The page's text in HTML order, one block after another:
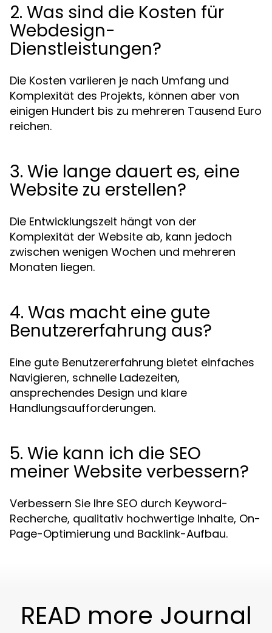
2. Was sind die Kosten für
Webdesign-
Dienstleistungen?
Die Kosten variieren je nach Umfang und
Komplexität des Projekts, können aber von
einigen Hundert bis zu mehreren Tausend Euro
reichen.
3. Wie lange dauert es, eine
Website zu erstellen?
Die Entwicklungszeit hängt von der
Komplexität der Website ab, kann jedoch
zwischen wenigen Wochen und mehreren
Monaten liegen.
4. Was macht eine gute
Benutzererfahrung aus?
Eine gute Benutzererfahrung bietet einfaches
Navigieren, schnelle Ladezeiten,
ansprechendes Design und klare
Handlungsaufforderungen.
5. Wie kann ich die SEO
meiner Website verbessern?
Verbessern Sie Ihre SEO durch Keyword-
Recherche, qualitativ hochwertige Inhalte, On-
Page-Optimierung und Backlink-Aufbau.
READ more Journal